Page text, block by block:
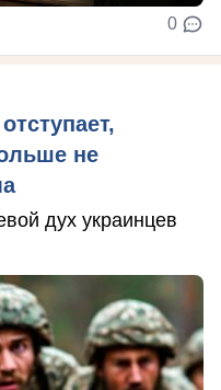
0
не
дух украинцев